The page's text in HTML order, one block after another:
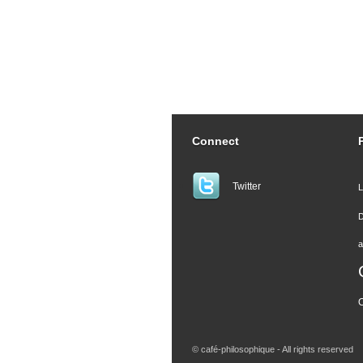
Connect
Twitter
© café-philosophique - All rights reserved